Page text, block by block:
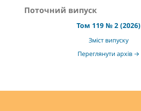
Поточний випуск
Том 119 № 2 (2026)
Зміст випуску
Переглянути архів →